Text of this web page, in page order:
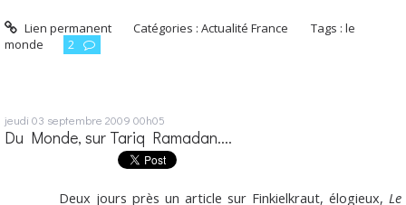
Lien permanent Catégories :Actualité France Tags :le
monde
2
jeudi 03 septembre 2009 00h05
Du Monde, sur Tariq Ramadan....
Deux jours près un article sur Finkielkraut, élogieux, Le